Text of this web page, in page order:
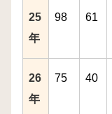
25
年
98 61
26
年
75 40